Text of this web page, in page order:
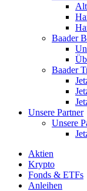
Baader
Baader
Unsere Partner
Unsere
Aktien
Krypto
Fonds & ETFs
Anleihen